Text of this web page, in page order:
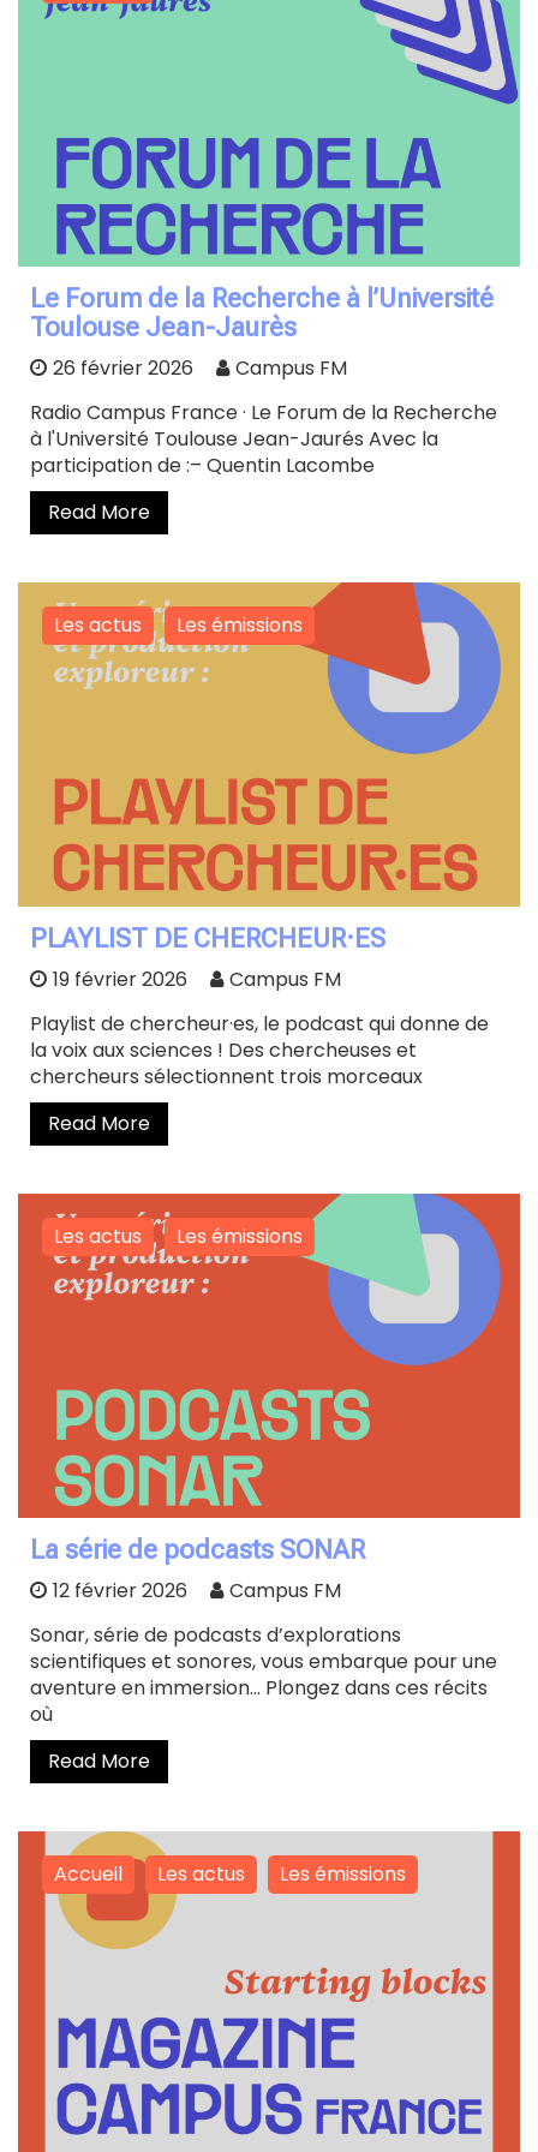
Le Forum de la Recherche à l’Université
Toulouse Jean-Jaurès
26 février 2026
Campus FM
Radio Campus France · Le Forum de la Recherche
à l'Université Toulouse Jean-Jaurés Avec la
participation de :– Quentin Lacombe
Read More
Les actus Les émissions
PLAYLIST DE CHERCHEUR·ES
19 février 2026
Campus FM
Playlist de chercheur·es, le podcast qui donne de
la voix aux sciences ! Des chercheuses et
chercheurs sélectionnent trois morceaux
Read More
Les actus Les émissions
La série de podcasts SONAR
12 février 2026
Campus FM
Sonar, série de podcasts d’explorations
scientifiques et sonores, vous embarque pour une
aventure en immersion… Plongez dans ces récits
où
Read More
Accueil Les actus Les émissions